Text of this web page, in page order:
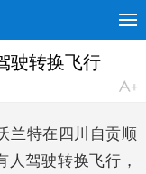
驶转换飞行
兰特在四川自贡顺
人驾驶转换飞行，